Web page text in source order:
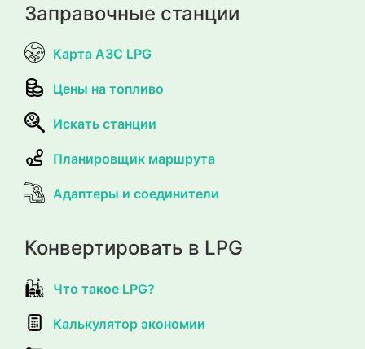
Заправочные станции
Карта АЗС LPG
Цены на топливо
Искать станции
Планировщик маршрута
Адаптеры и соединители
Конвертировать в LPG
Что такое LPG?
Калькулятор экономии